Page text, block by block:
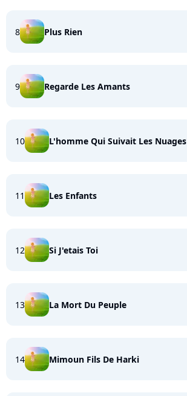
8 Plus Rien
9 Regarde Les Amants
10 L'homme Qui Suivait Les Nuages
11 Les Enfants
12 Si J'etais Toi
13 La Mort Du Peuple
14 Mimoun Fils De Harki